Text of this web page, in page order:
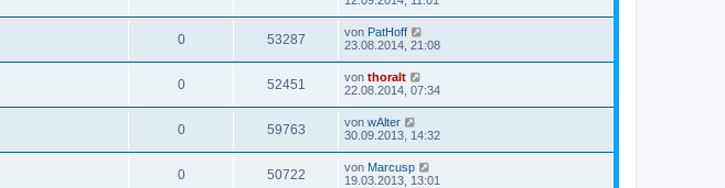
0 53287 von PatHoff
23.08.2014, 21:08
0 52451 von thoralt
22.08.2014, 07:34
0 59763 von wAlter
30.09.2013, 14:32
0 50722 von Marcusp
19.03.2013, 13:01